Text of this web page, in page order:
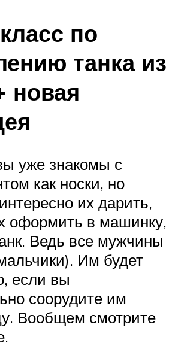
по
танка из
новая
уже знакомы с
как носки, но
их дарить,
оформить в машинку,
Ведь все мужчины
Им будет
если вы
соорудите им
Вообщем смотрите